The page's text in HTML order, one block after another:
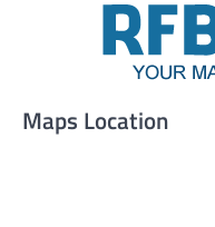
Maps Location